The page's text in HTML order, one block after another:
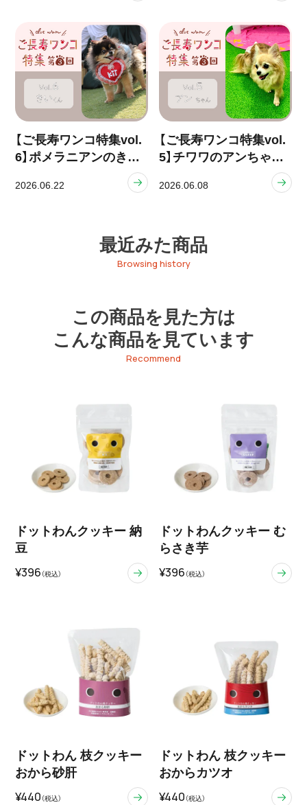
【ご長寿ワンコ特集vol.
6】ポメラニアンのきい
2026.06.22
【ご長寿ワンコ特集vol.
5】チワワのアンちゃん
2026.06.08
最近みた商品
Browsing history
この商品を見た方は
こんな商品を見ています
Recommend
ドットわんクッキー 納
豆
¥396 （税込）
ドットわんクッキー む
らさき芋
¥396 （税込）
ドットわん 枝クッキー
おから砂肝
¥440 （税込）
ドットわん 枝クッキー
おからカツオ
¥440 （税込）